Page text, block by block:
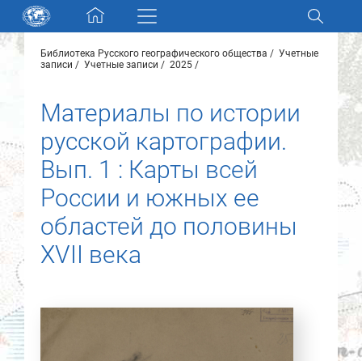
Skip navigation
Разделы и коллекции
Электронный каталог
Новости
О нас
Контакты
Партнеры
Найти
Библиотека Русского географического общества
Учетные
записи
Учетные записи 2025
Материалы по истории
русской картографии.
Вып. 1 : Карты всей
России и южных ее
областей до половины
XVII века